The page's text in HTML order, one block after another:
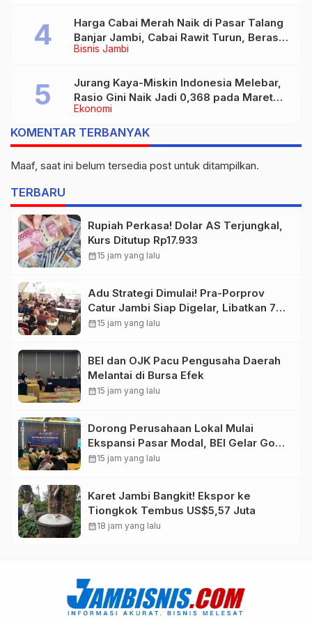
Bisnis Jambi
Harga Cabai Merah Naik di Pasar Talang
Banjar Jambi, Cabai Rawit Turun, Beras
dan Daging Masih Stabil
Ekonomi
Jurang Kaya-Miskin Indonesia Melebar,
Rasio Gini Naik Jadi 0,368 pada Maret
2026
KOMENTAR TERBANYAK
Maaf, saat ini belum tersedia post untuk ditampilkan.
TERBARU
Rupiah Perkasa! Dolar AS Terjungkal,
Kurs Ditutup Rp17.933
calendar_month15 jam yang lalu
Adu Strategi Dimulai! Pra-Porprov
Catur Jambi Siap Digelar, Libatkan 72
Atlet
calendar_month15 jam yang lalu
BEI dan OJK Pacu Pengusaha Daerah
Melantai di Bursa Efek
calendar_month15 jam yang lalu
Dorong Perusahaan Lokal Mulai
Ekspansi Pasar Modal, BEI Gelar Go
Public Seminar “Turning Growth Into
calendar_month15 jam yang lalu
Karet Jambi Bangkit! Ekspor ke
Tiongkok Tembus US$5,57 Juta
calendar_month18 jam yang lalu